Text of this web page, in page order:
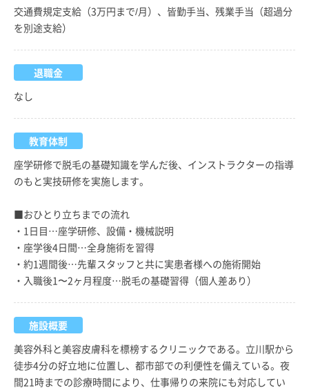
交通費規定支給（3万円まで/月）、皆勤手当、残業手当（超過分
を別途支給）
退職金
なし
教育体制
座学研修で脱毛の基礎知識を学んだ後、インストラクターの指導
のもと実技研修を実施します。
■おひとり立ちまでの流れ
・1日目…座学研修、設備・機械説明
・座学後4日間…全身施術を習得
・約1週間後…先輩スタッフと共に実患者様への施術開始
・入職後1〜2ヶ月程度…脱毛の基礎習得（個人差あり）
施設概要
美容外科と美容皮膚科を標榜するクリニックである。立川駅から
徒歩4分の好立地に位置し、都市部での利便性を備えている。夜
間21時までの診療時間により、仕事帰りの来院にも対応してい